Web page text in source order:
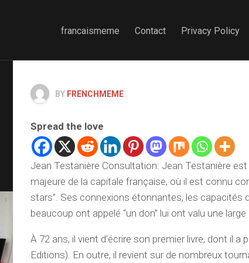
francaismeme Contact Privacy Policy
BY FRENCHMEME
Spread the love
Jean Testanière Consultation: Jean Testanière
majeure de la capitale française, où il est connu
stars”. Ses connexions étonnantes, les capacités
beaucoup ont appelé “un don” lui ont valu une
À 72 ans, il vient d’écrire son premier livre, dont il a
Editions). En outre, il revient sur de nombreux